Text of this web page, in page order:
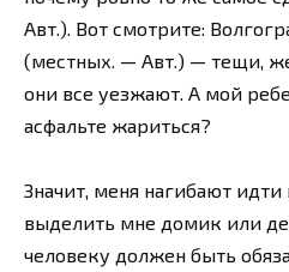
Авт.). Вот смотрите:
(местных. — Авт.) — тещи,
они все уезжают. А мой
асфальте жариться?
Значит, меня нагибают
выделить мне домик или
человеку должен быть